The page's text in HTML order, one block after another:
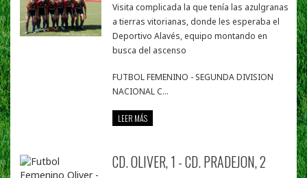
Visita complicada la que tenía las azulgranas
a tierras vitorianas, donde les esperaba el
Deportivo Alavés, equipo montando en
busca del ascenso
FUTBOL FEMENINO - SEGUNDA DIVISION
NACIONAL C...
LEER MÁS
CD. OLIVER, 1 - CD. PRADEJON, 2